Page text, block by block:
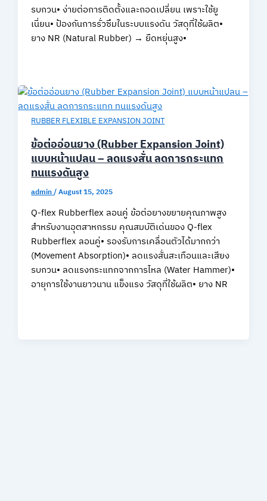
รบกวน• ง่ายต่อการติดตั้งและถอดเปลี่ยน เพราะใช้ยู
เนี่ยน• ป้องกันการรั่วซึมในระบบแรงดัน วัสดุที่ใช้ผลิต•
ยาง NR (Natural Rubber) → ยืดหยุ่นสูง•
RUBBER FLEXIBLE EXPANSION JOINT
ข้อต่ออ่อนยาง (Rubber Expansion Joint)
แบบหน้าแปลน – ลดแรงสั่น ลดการกระแทก
ทนแรงดันสูง
admin/August 15, 2025
Q-flex Rubberflex ลอนคู่ ข้อต่อยางขยายคุณภาพสูง
สำหรับงานอุตสาหกรรม คุณสมบัติเด่นของ Q-flex
Rubberflex ลอนคู่• รองรับการเคลื่อนตัวได้มากกว่า
(Movement Absorption)• ลดแรงสั่นสะเทือนและเสียง
รบกวน• ลดแรงกระแทกจากการไหล (Water Hammer)•
อายุการใช้งานยาวนาน แข็งแรง วัสดุที่ใช้ผลิต• ยาง NR